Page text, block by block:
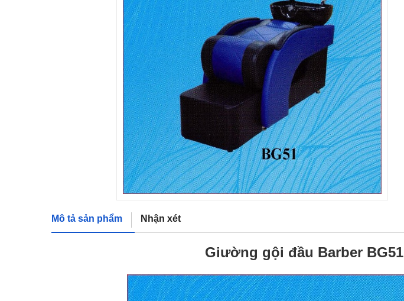
Mô tả sản phẩm Nhận xét
Giường gội đầu Barber BG51